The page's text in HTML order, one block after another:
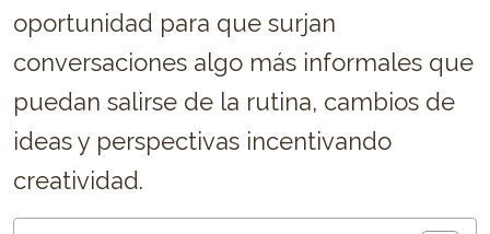
oportunidad para que surjan
conversaciones algo más informales que
puedan salirse de la rutina, cambios de
ideas y perspectivas incentivando
creatividad.